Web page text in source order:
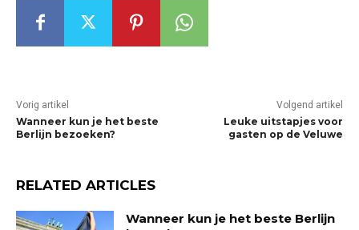
Vorig artikel
Wanneer kun je het beste
Berlijn bezoeken?
Volgend artikel
Leuke uitstapjes voor
gasten op de Veluwe
RELATED ARTICLES
Wanneer kun je het beste Berlijn